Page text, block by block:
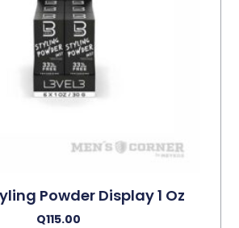
Powder Display 1 Oz
Q115.00